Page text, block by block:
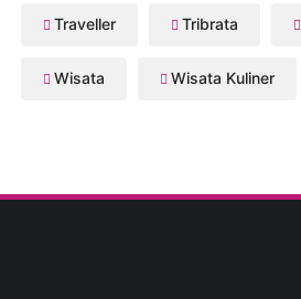
Traveller Tribrata
Wisata Wisata Kuliner